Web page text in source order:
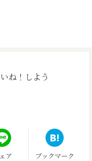
ね！しよう
ア ブックマーク